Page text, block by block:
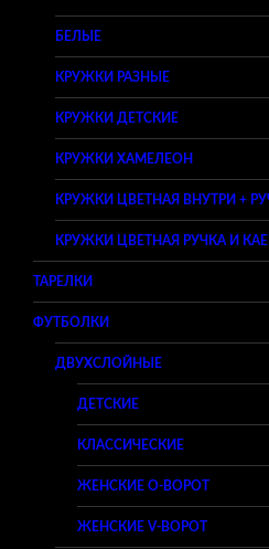
БЕЛЫЕ
КРУЖКИ РАЗНЫЕ
КРУЖКИ ДЕТСКИЕ
КРУЖКИ ХАМЕЛЕОН
КРУЖКИ ЦВЕТНАЯ ВНУТРИ +
КРУЖКИ ЦВЕТНАЯ РУЧКА И
ТАРЕЛКИ
ФУТБОЛКИ
ДВУХСЛОЙНЫЕ
ДЕТСКИЕ
КЛАССИЧЕСКИЕ
ЖЕНСКИЕ O-ВОРОТ
ЖЕНСКИЕ V-ВОРОТ